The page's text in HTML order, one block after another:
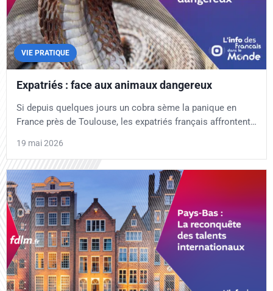
VIE PRATIQUE
Expatriés : face aux animaux dangereux
Si depuis quelques jours un cobra sème la panique en
France près de Toulouse, les expatriés français affrontent…
19 mai 2026